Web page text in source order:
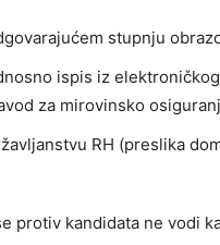
stupnju
ispis iz
za mirovinsko
RH (preslika
protiv kandidata ne vodi